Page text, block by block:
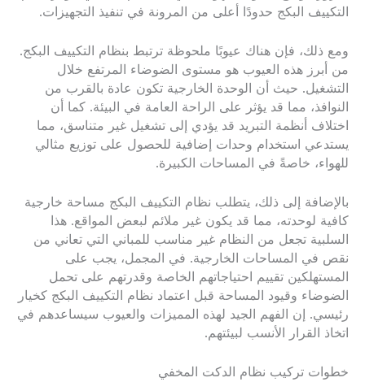
التكييف البكج حدودًا أعلى من المرونة في تنفيذ التجهيزات.
ومع ذلك، فإن هناك عيوبًا ملحوظة ترتبط بنظام التكييف البكج.
من أبرز هذه العيوب هو مستوى الضوضاء المرتفع خلال
التشغيل. حيث أن الوحدة الخارجية تكون عادة بالقرب من
النوافذ، مما قد يؤثر على الراحة العامة في البيئة. كما أن
اختلاف أنظمة التبريد قد يؤدي إلى تشغيل غير متناسق، مما
يستدعي استخدام وحدات إضافية للحصول على توزيع مثالي
للهواء، خاصةً في المساحات الكبيرة.
بالإضافة إلى ذلك، يتطلب نظام التكييف البكج مساحة خارجية
كافية لوحدته، مما قد يكون غير ملائم لبعض المواقع. هذا
السلبية تجعل من النظام غير مناسب للمباني التي تعاني من
نقص في المساحات الخارجية. في المجمل، يجب على
المستهلكين تقييم احتياجاتهم الخاصة وقدرتهم على تحمل
الضوضاء وقيود المساحة قبل اعتماد نظام التكييف البكج كخيار
رئيسي. إن الفهم الجيد لهذه المميزات والعيوب سيساعدهم في
اتخاذ القرار الأنسب لبيئتهم.
خطوات تركيب نظام الدكت المخفي